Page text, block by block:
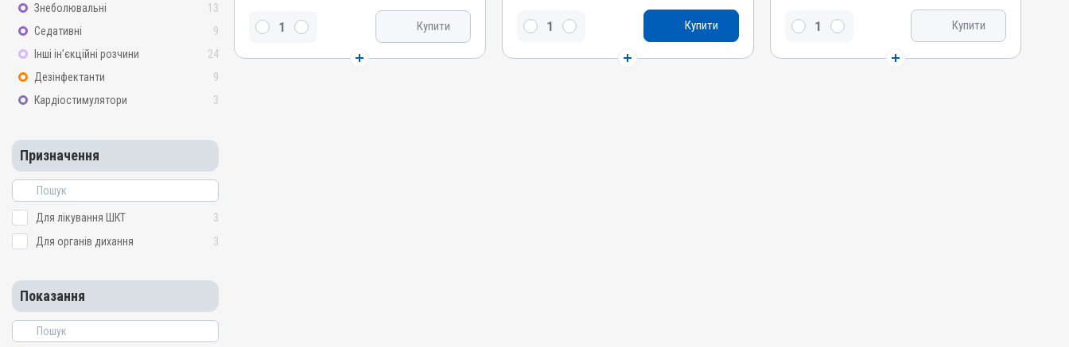
Знеболювальні
13
Седативні
9
Інші ін’єкційні розчини
24
Дезінфектанти
9
Кардіостимулятори
3
Призначення
Для лікування ШКТ
3
Для органів дихання
3
Показання
АВ-03229-01-12
Групи препаратів
Купити
Тілозину тартрат, Тіамуліну гідроген фумарат
Свині, Індики, Кури
Купити
Тілозину тартрат, Тіамуліну гідроген фумарат
Свині, Індики, Кури
Купити